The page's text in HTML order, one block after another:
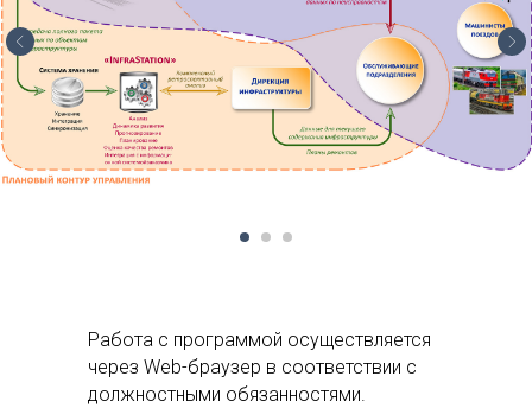
Работа с программой осуществляется
через Web-браузер в соответствии с
должностными обязанностями.